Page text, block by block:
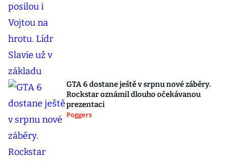
GTA 6 dostane ještě v srpnu nové záběry.
Rockstar oznámil dlouho očekávanou
prezentaci
Poggers